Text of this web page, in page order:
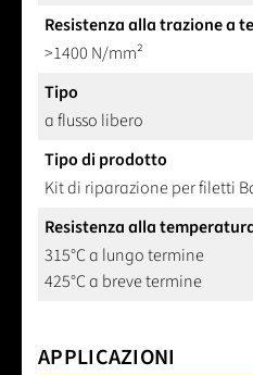
Resistenza alla trazione a
>1400 N/mm²
Tipo
a flusso libero
Tipo di prodotto
Kit di riparazione per filetti
Resistenza alla
315°C a lungo termine
425°C a breve termine
APPLICAZIONI